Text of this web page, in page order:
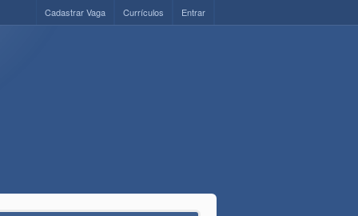
Entrar
Currículos
Cadastrar Vaga